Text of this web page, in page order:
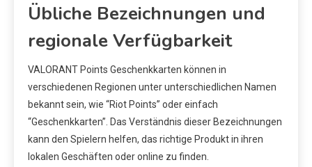
Übliche Bezeichnungen und
regionale Verfügbarkeit
VALORANT Points Geschenkkarten können in
verschiedenen Regionen unter unterschiedlichen Namen
bekannt sein, wie “Riot Points” oder einfach
“Geschenkkarten”. Das Verständnis dieser Bezeichnungen
kann den Spielern helfen, das richtige Produkt in ihren
lokalen Geschäften oder online zu finden.